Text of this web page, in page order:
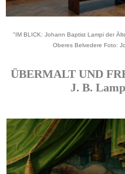
"IM BLICK: Johann Baptist Lampi der
Oberes Belvedere Foto:
ÜBERMALT UND
J. B.